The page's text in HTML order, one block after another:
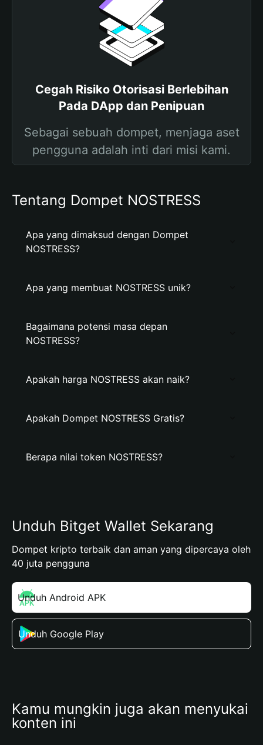
Cegah Risiko Otorisasi Berlebihan
Pada DApp dan Penipuan
Sebagai sebuah dompet, menjaga aset
pengguna adalah inti dari misi kami.
Tentang Dompet NOSTRESS
Apa yang dimaksud dengan Dompet
NOSTRESS?
Apa yang membuat NOSTRESS unik?
Bagaimana potensi masa depan
NOSTRESS?
Apakah harga NOSTRESS akan naik?
Apakah Dompet NOSTRESS Gratis?
Berapa nilai token NOSTRESS?
Unduh Bitget Wallet Sekarang
Dompet kripto terbaik dan aman yang dipercaya oleh
40 juta pengguna
Unduh Android APK
Unduh Google Play
Kamu mungkin juga akan menyukai
konten ini